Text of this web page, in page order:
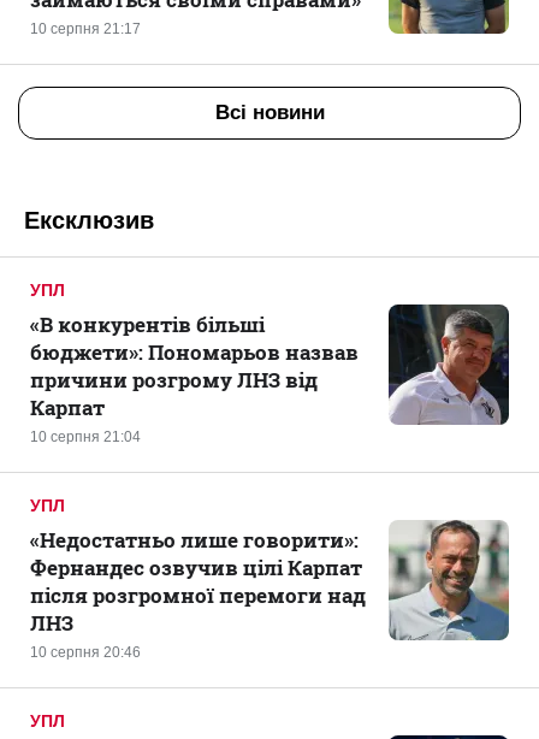
10 серпня 21:17
Всі новини
Ексклюзив
УПЛ
10 серпня 21:04
«В конкурентів більші
бюджети»: Пономарьов назвав
причини розгрому ЛНЗ від
Карпат
УПЛ
10 серпня 20:46
«Недостатньо лише говорити»:
Фернандес озвучив цілі Карпат
після розгромної перемоги над
ЛНЗ
УПЛ